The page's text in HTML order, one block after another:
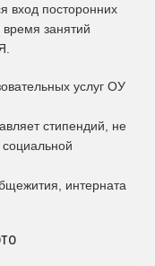
вход посторонних
занятий
услуг ОУ
стипендий, не
интерната